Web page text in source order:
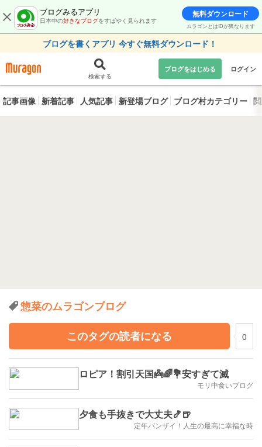
ブログみるアプリ
日本中の好きなブログをすばやく見られます
無料ダウンロード
ムラゴンとはIDが異なります
ブログを書くアプリ 今すぐ無料ダウンロード！
検索する
ブログをはじめる ログイン
記事画像 新着記事 人気記事 新登場ブログ ブログ村カテゴリー
惣菜のムラゴンブログ
このタグの読者になる
0
ロピア！割引天国👼🌈💐安すぎて滅
モリ中食いブログ
夕食も手抜きで大丈夫🍤🍺
定年バンザイ！人生の最高に幸福な時